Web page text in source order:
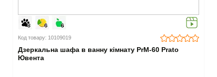
Код товару: 10109019
Дзеркальна шафа в ванну кімнату PrМ-60 Prato
Ювента